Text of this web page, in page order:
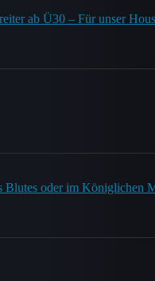
ab Ü30 – Für unser
oder im Königlichen